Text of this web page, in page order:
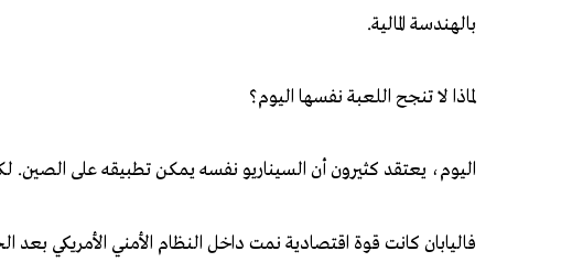
بالهندسة المالية.
لماذا لا تنجح اللعبة نفسها اليوم؟
اليوم، يعتقد كثيرون أن السيناريو نفسه يمكن تطبيقه على الصين.
فاليابان كانت قوة اقتصادية نمت داخل النظام الأمني الأمريكي